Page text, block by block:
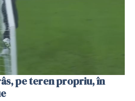
pe teren propriu, în